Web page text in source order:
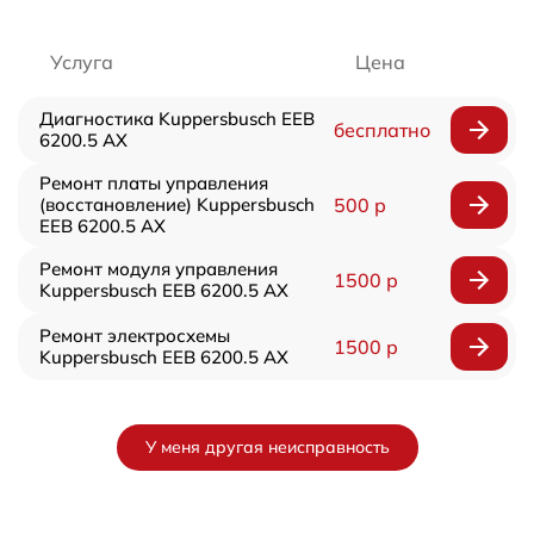
Услуга Цена
Диагностика Kuppersbusch EEB
6200.5 AX
бесплатно
Ремонт платы управления
(восстановление) Kuppersbusch
EEB 6200.5 AX
500 р
Ремонт модуля управления
Kuppersbusch EEB 6200.5 AX
1500 р
Ремонт электросхемы
Kuppersbusch EEB 6200.5 AX
1500 р
У меня другая неисправность